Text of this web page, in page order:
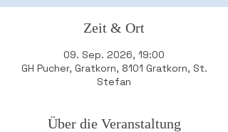
Zeit & Ort
09. Sep. 2026, 19:00
GH Pucher, Gratkorn, 8101 Gratkorn, St.
Stefan
Über die Veranstaltung